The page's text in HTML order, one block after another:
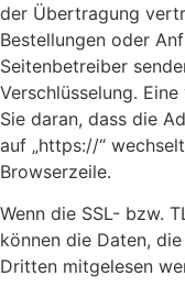
der Übertragung
Bestellungen oder
Seitenbetreiber
Verschlüsselung.
Sie daran, dass die
auf „https://“
Browserzeile.
Wenn die SSL- bzw.
können die Daten,
Dritten mitgelesen